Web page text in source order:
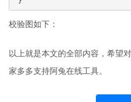
校验图如下：
以上就是本文的全部内容，希望
家多多支持阿兔在线工具。